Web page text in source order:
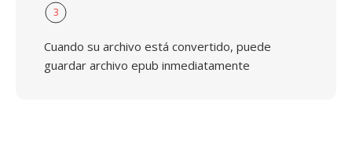
3
Cuando su archivo está convertido, puede
guardar archivo epub inmediatamente